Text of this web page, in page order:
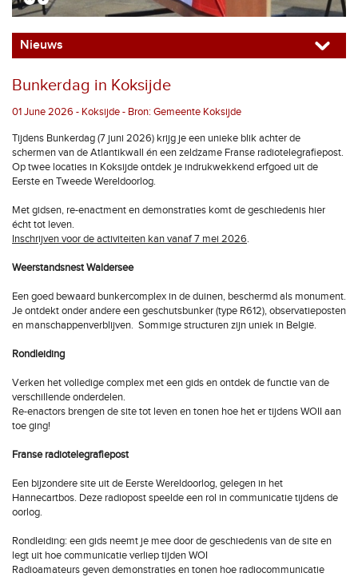
Nieuws
Bunkerdag in Koksijde
01 June 2026 - Koksijde - Bron: Gemeente Koksijde
Tijdens Bunkerdag (7 juni 2026) krijg je een unieke blik achter de
schermen van de Atlantikwall én een zeldzame Franse radiotelegrafiepost.
Op twee locaties in Koksijde ontdek je indrukwekkend erfgoed uit de
Eerste en Tweede Wereldoorlog.
Met gidsen, re-enactment en demonstraties komt de geschiedenis hier
écht tot leven.
Inschrijven voor de activiteiten kan vanaf 7 mei 2026.
Weerstandsnest Waldersee
Een goed bewaard bunkercomplex in de duinen, beschermd als monument.
Je ontdekt onder andere een geschutsbunker (type R612), observatieposten
en manschappenverblijven. Sommige structuren zijn uniek in België.
Rondleiding
Verken het volledige complex met een gids en ontdek de functie van de
verschillende onderdelen.
Re-enactors brengen de site tot leven en tonen hoe het er tijdens WOII aan
toe ging!
Franse radiotelegrafiepost
Een bijzondere site uit de Eerste Wereldoorlog, gelegen in het
Hannecartbos. Deze radiopost speelde een rol in communicatie tijdens de
oorlog.
Rondleiding: een gids neemt je mee door de geschiedenis van de site en
legt uit hoe communicatie verliep tijden WOI
Radioamateurs geven demonstraties en tonen hoe radiocommunicatie